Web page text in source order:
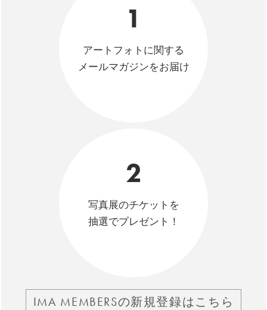
1
アートフォトに関する
メールマガジンをお届け
2
写真展のチケットを
抽選でプレゼント！
IMA MEMBERSの新規登録はこちら